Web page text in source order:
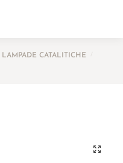
LAMPADE CATALITICHE